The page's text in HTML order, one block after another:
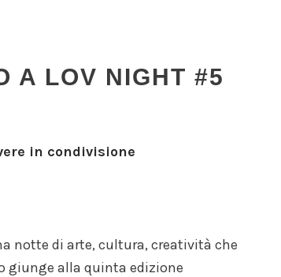
A LOV NIGHT #5
in condivisione
notte di arte, cultura, creatività che
giunge alla quinta edizione